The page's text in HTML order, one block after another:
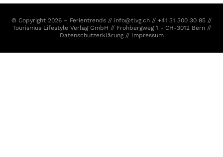
© Copyright 2026 – Ferientrends // info@tlvg.ch // +41 31 300 30 85 //
Tourismus Lifestyle Verlag GmbH // Frohbergweg 1 - CH-3012 Bern //
Datenschutzerklärung// Impressum